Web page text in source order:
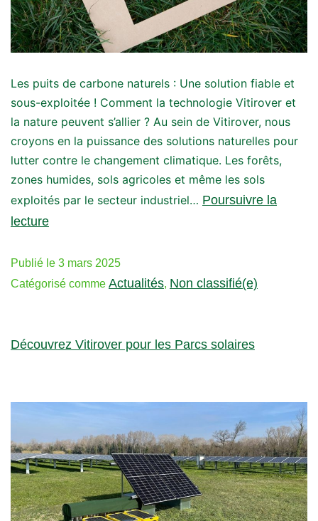
Les puits de carbone naturels : Une solution fiable et
sous-exploitée ! Comment la technologie Vitirover et
la nature peuvent s’allier ? Au sein de Vitirover, nous
croyons en la puissance des solutions naturelles pour
lutter contre le changement climatique. Les forêts,
zones humides, sols agricoles et même les sols
exploités par le secteur industriel… Poursuivre la
lecture
Publié le 3 mars 2025
Catégorisé comme Actualités, Non classifié(e)
Découvrez Vitirover pour les Parcs solaires